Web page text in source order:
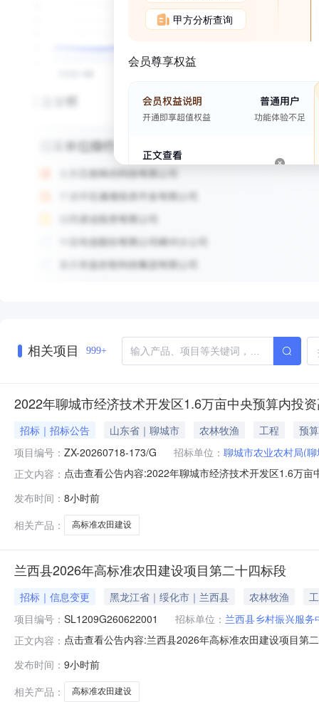
甲方分析查询
会员尊享权益
相关项目 999+
2022年聊城市经济技术开发区1.6万亩中央预算内投
招标｜招标公告 山东省｜聊城市 农林牧渔 工程
预
项目编号： ZX-20260718-173/G 招标单位： 聊城市农业农村局(
正文内容： 点击查看公告内容:2022年聊城市经济技术开发区1.6万
发布时间： 8小时前
相关产品：
高标准农田建设
兰西县2026年高标准农田建设项目第二十四标段
招标｜信息变更 黑龙江省｜绥化市｜兰西县 农林牧渔
项目编号： SL1209G260622001 招标单位： 兰西县乡村振兴服务
正文内容： 点击查看公告内容:兰西县2026年高标准农田建设项目第
发布时间： 9小时前
相关产品：
高标准农田建设